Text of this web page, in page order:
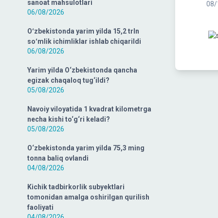
sanoat mahsulotlari
06/08/2026
Oʻzbekistonda yarim yilda 15,2 trln
soʻmlik ichimliklar ishlab chiqarildi
06/08/2026
Yarim yilda O‘zbekistonda qancha
egizak chaqaloq tug‘ildi?
05/08/2026
Navoiy viloyatida 1 kvadrat kilometrga
necha kishi to‘g‘ri keladi?
05/08/2026
O‘zbekistonda yarim yilda 75,3 ming
tonna baliq ovlandi
04/08/2026
Kichik tadbirkorlik subyektlari
tomonidan amalga oshirilgan qurilish
faoliyati
08/